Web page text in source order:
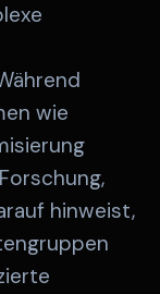
wie
hinweist,